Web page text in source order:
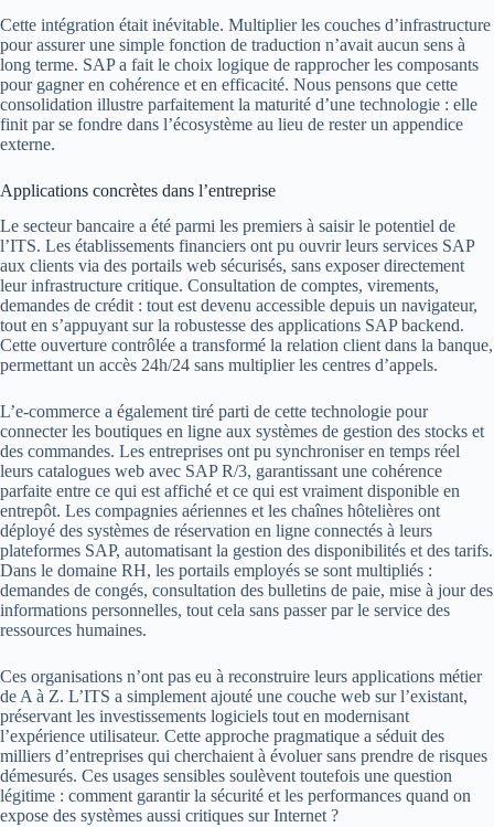
Cette intégration était inévitable. Multiplier les couches d’infrastructure
pour assurer une simple fonction de traduction n’avait aucun sens à
long terme. SAP a fait le choix logique de rapprocher les composants
pour gagner en cohérence et en efficacité. Nous pensons que cette
consolidation illustre parfaitement la maturité d’une technologie : elle
finit par se fondre dans l’écosystème au lieu de rester un appendice
externe.
Applications concrètes dans l’entreprise
Le secteur bancaire a été parmi les premiers à saisir le potentiel de
l’ITS. Les établissements financiers ont pu ouvrir leurs services SAP
aux clients via des portails web sécurisés, sans exposer directement
leur infrastructure critique. Consultation de comptes, virements,
demandes de crédit : tout est devenu accessible depuis un navigateur,
tout en s’appuyant sur la robustesse des applications SAP backend.
Cette ouverture contrôlée a transformé la relation client dans la banque,
permettant un accès 24h/24 sans multiplier les centres d’appels.
L’e-commerce a également tiré parti de cette technologie pour
connecter les boutiques en ligne aux systèmes de gestion des stocks et
des commandes. Les entreprises ont pu synchroniser en temps réel
leurs catalogues web avec SAP R/3, garantissant une cohérence
parfaite entre ce qui est affiché et ce qui est vraiment disponible en
entrepôt. Les compagnies aériennes et les chaînes hôtelières ont
déployé des systèmes de réservation en ligne connectés à leurs
plateformes SAP, automatisant la gestion des disponibilités et des tarifs.
Dans le domaine RH, les portails employés se sont multipliés :
demandes de congés, consultation des bulletins de paie, mise à jour des
informations personnelles, tout cela sans passer par le service des
ressources humaines.
Ces organisations n’ont pas eu à reconstruire leurs applications métier
de A à Z. L’ITS a simplement ajouté une couche web sur l’existant,
préservant les investissements logiciels tout en modernisant
l’expérience utilisateur. Cette approche pragmatique a séduit des
milliers d’entreprises qui cherchaient à évoluer sans prendre de risques
démesurés. Ces usages sensibles soulèvent toutefois une question
légitime : comment garantir la sécurité et les performances quand on
expose des systèmes aussi critiques sur Internet ?